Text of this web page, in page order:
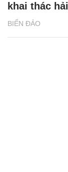
BIỂN ĐẢO
khai thác